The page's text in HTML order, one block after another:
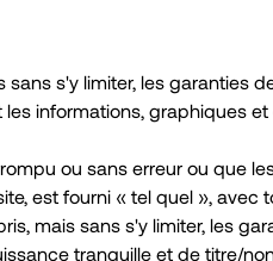
s'y limiter, les garanties
informations, graphiques
ou sans erreur ou que
est fourni « tel quel »,
mais sans s'y limiter, les
tranquille et de titre/